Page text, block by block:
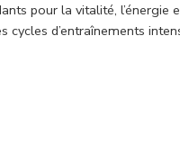
pour la vitalité,
d’entraînements